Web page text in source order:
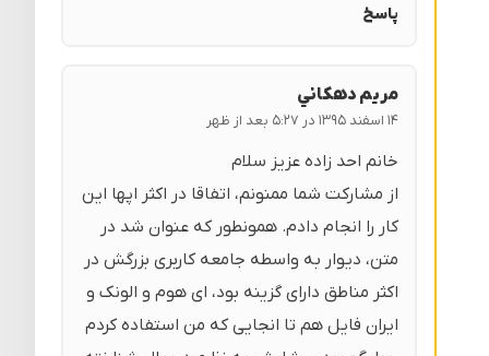
پاسخ
مريم دهكاني
۱۴ اسفند ۱۳۹۵ در ۵:۲۷ بعد از ظهر
خانم احد زاده عزیز سلام
از مشارکت شما ممنونم، اتفاقا در اکثر اپها این
کار را انجام دادم. همونطور که عنوان شد در
متن، دیوار به واسطه جامعه کاربری بزرگش در
اکثر مناطق دارای گزینه بود، ای هوم و الونک و
ایران فایل هم تا انجایی که من استفاده کردم